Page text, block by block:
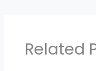
Related